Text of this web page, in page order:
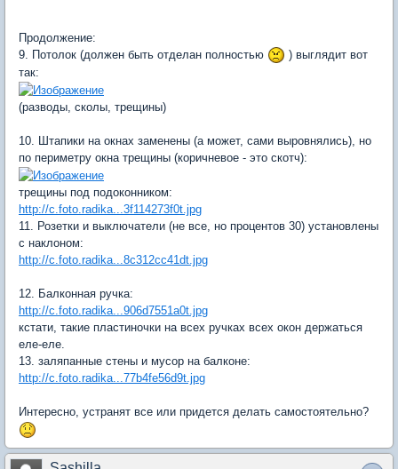
Продолжение:
9. Потолок (должен быть отделан полностью
) выглядит вот
так:
(разводы, сколы, трещины)
10. Штапики на окнах заменены (а может, сами выровнялись), но
по периметру окна трещины (коричневое - это скотч):
трещины под подоконником:
http://c.foto.radika...3f114273f0t.jpg
11. Розетки и выключатели (не все, но процентов 30) установлены
с наклоном:
http://c.foto.radika...8c312cc41dt.jpg
12. Балконная ручка:
http://c.foto.radika...906d7551a0t.jpg
кстати, такие пластиночки на всех ручках всех окон держаться
еле-еле.
13. заляпанные стены и мусор на балконе:
http://c.foto.radika...77b4fe56d9t.jpg
Интересно, устранят все или придется делать самостоятельно?